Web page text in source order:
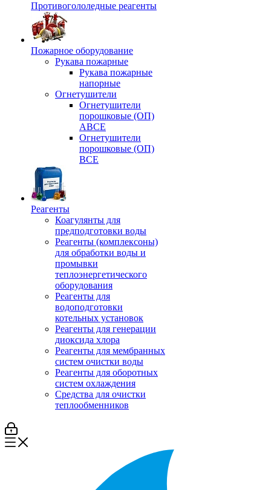
Противогололедные реагенты
Пожарное оборудование
Рукава пожарные
Рукава пожарные
напорные
Огнетушители
Огнетушители
порошковые (ОП)
АВСЕ
Огнетушители
порошковые (ОП)
ВСЕ
Реагенты
Коагулянты для
предподготовки воды
Реагенты (комплексоны)
для обработки воды и
промывки
теплоэнергетического
оборудования
Реагенты для
водоподготовки
котельных установок
Реагенты для генерации
диоксида хлора
Реагенты для мембранных
систем очистки воды
Реагенты для оборотных
систем охлаждения
Средства для очистки
теплообменников